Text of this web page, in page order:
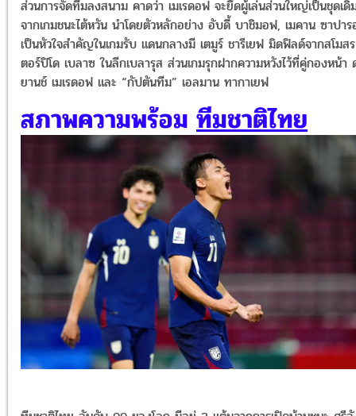
ส่วนการจัดทีมลงสนาม คาดว่า เมเรดอฟ จะยึดผู้เล่นส่วนใหญ่เป็นชุดเดิ
จากเกมชนะไต้หวัน นำโดยตัวหลักอย่าง อับดี้ บาชิมอฟ, เมคาน ซาปา
เป็นหัวใจสำคัญในเกมรับ แดนกลางมี เตมูร์ ชารีเยฟ มิดฟิลด์จากสโมสร
ตอร์ปิโด เบลาซ ในลีกเบลารุส ส่วนเกมรุกฝากความหวังไว้ที่คู่กองหน้า
ยานช์ เมเรดอฟ และ “กัปตันทีม” เอลมาน ทากาเยฟ
สภาพความพร้อม ทีมชาติไทย